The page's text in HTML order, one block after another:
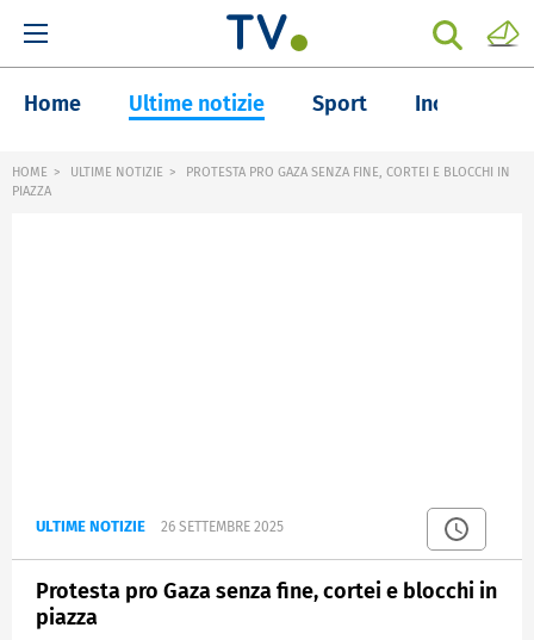
Home Ultime notizie Sport Inchieste
HOME ULTIME NOTIZIE
PROTESTA PRO GAZA SENZA FINE, CORTEI E BLOCCHI IN
PIAZZA
ULTIME NOTIZIE 26 SETTEMBRE 2025
Protesta pro Gaza senza fine, cortei e blocchi in
piazza